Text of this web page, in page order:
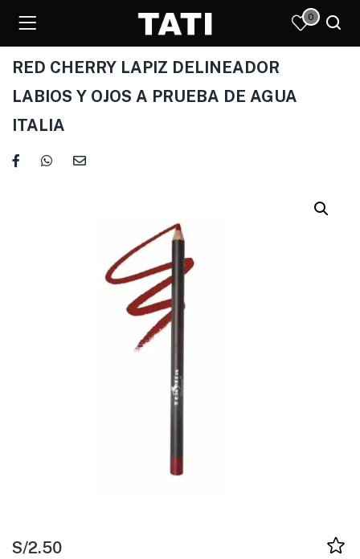
0
RED CHERRY LAPIZ DELINEADOR
LABIOS Y OJOS A PRUEBA DE AGUA
ITALIA
S/2.50